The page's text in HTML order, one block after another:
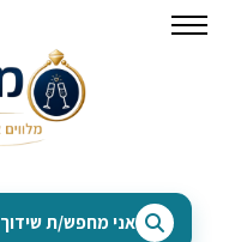
אני מחפש/ת שידוך